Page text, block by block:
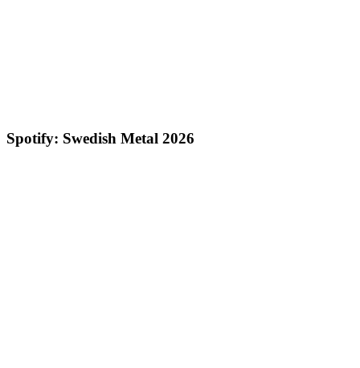
Spotify: Swedish Metal 2026